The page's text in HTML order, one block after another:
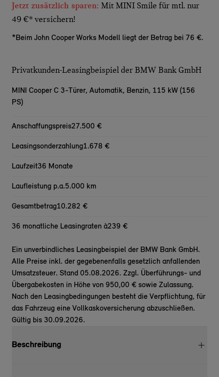
Jetzt zusätzlich sparen: Mit MINI Smile für mtl. nur
49 €* versichern!
*Beim John Cooper Works Modell liegt der Betrag bei 76 €.
Privatkunden-Leasingbeispiel der BMW Bank GmbH
MINI Cooper C 3-Türer, Automatik, Benzin, 115 kW (156
PS)
Anschaffungspreis27.500 €
Leasingsonderzahlung1.678 €
Laufzeit36 Monate
Laufleistung p.a.5.000 km
Gesamtbetrag10.282 €
36 monatliche Leasingraten à239 €
Ein unverbindliches Leasingbeispiel der BMW Bank GmbH.
Alle Preise inkl. der gegebenenfalls gesetzlich anfallenden
Umsatzsteuer. Stand 05.08.2026. Zzgl. Überführungs- und
Übergabekosten in Höhe von 950,00 € sowie Zulassung.
Nach den Leasingbedingungen besteht die Verpflichtung, für
das Fahrzeug eine Vollkaskoversicherung abzuschließen.
Gültig bis 30.09.2026.
Beschreibung